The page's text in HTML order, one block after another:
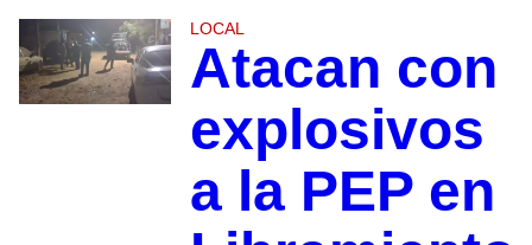
LOCAL
Atacan con
explosivos
a la PEP en